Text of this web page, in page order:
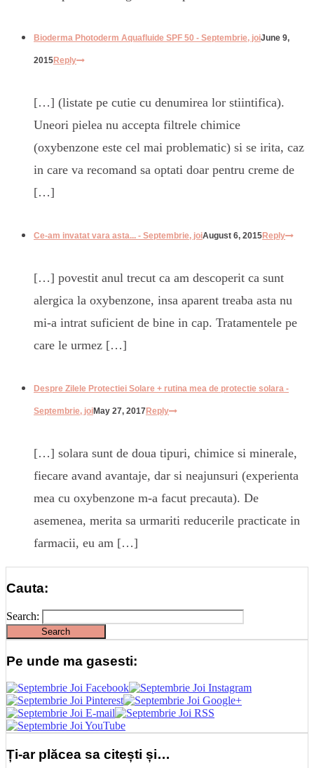
Bioderma Photoderm Aquafluide SPF 50 - Septembrie, joiJune 9,
2015Reply
[…] (listate pe cutie cu denumirea lor stiintifica).
Uneori pielea nu accepta filtrele chimice
(oxybenzone este cel mai problematic) si se irita, caz
in care va recomand sa optati doar pentru creme de
[…]
Ce-am invatat vara asta... - Septembrie, joiAugust 6, 2015Reply
[…] povestit anul trecut ca am descoperit ca sunt
alergica la oxybenzone, insa aparent treaba asta nu
mi-a intrat suficient de bine in cap. Tratamentele pe
care le urmez […]
Despre Zilele Protectiei Solare + rutina mea de protectie solara -
Septembrie, joiMay 27, 2017Reply
[…] solara sunt de doua tipuri, chimice si minerale,
fiecare avand avantaje, dar si neajunsuri (experienta
mea cu oxybenzone m-a facut precauta). De
asemenea, merita sa urmariti reducerile practicate in
farmacii, eu am […]
Cauta:
Search:
Pe unde ma gasesti:
Ți-ar plăcea sa citești și…